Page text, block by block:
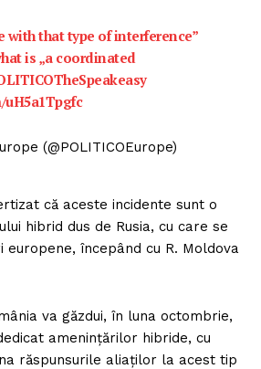
with that type of interference”
is „a coordinated
(@POLITICOEurope)
că aceste incidente sunt o
hibrid dus de Rusia, cu care se
începând cu R. Moldova
va găzdui, în luna octombrie,
amenințărilor hibride, cu
răspunsurile aliaților la acest tip